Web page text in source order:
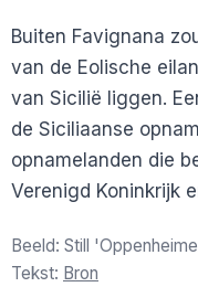
Buiten Favignana
van de Eolische
van Sicilië liggen.
de Siciliaanse
opnamelanden die
Verenigd Koninkrijk
Beeld: Still
Tekst: Bron